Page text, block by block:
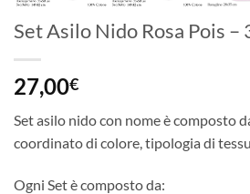
Set Asilo Nido Rosa Pois –
27,00€
Set asilo nido con nome è composto
coordinato di colore, tipologia di
Ogni Set è composto da: